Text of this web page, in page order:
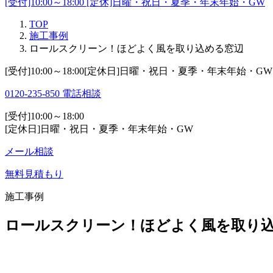
TOP
施工事例
ロールスクリーン！ほどよく風を取り込める窓辺
[受付]10:00～18:00[定休日]日曜・祝日・夏季・年末年始・GW
0120-235-850 電話相談
[受付]10:00～18:00
[定休日]日曜・祝日・夏季・年末年始・GW
メール相談
無料見積もり
施工事例
ロールスクリーン！ほどよく風を取り